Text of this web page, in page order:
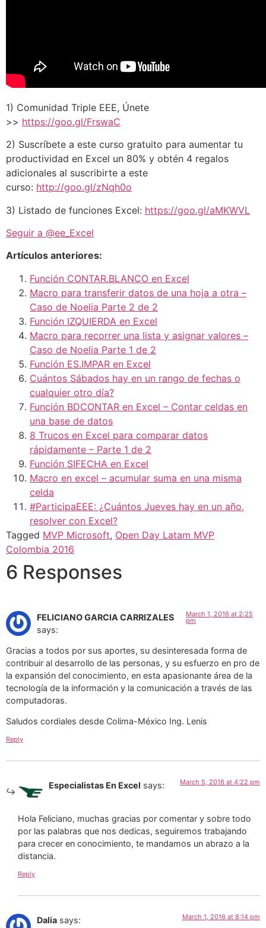
1) Comunidad Triple EEE, Únete
>> https://goo.gl/FrswaC
2) Suscríbete a este curso gratuito para aumentar tu
productividad en Excel un 80% y obtén 4 regalos
adicionales al suscribirte a este
curso: http://goo.gl/zNqh0o
3) Listado de funciones Excel: https://goo.gl/aMKWVL
Seguir a @ee_Excel
Artículos anteriores:
Función CONTAR.BLANCO en Excel
Macro para transferir datos de una hoja a otra –
Caso de Noelia Parte 2 de 2
Función IZQUIERDA en Excel
Macro para recorrer una lista y asignar valores –
Caso de Noelia Parte 1 de 2
Función ES.IMPAR en Excel
Cuántos Sábados hay en un rango de fechas o
cualquier otro día?
Función BDCONTAR en Excel – Contar celdas en
una base de datos
8 Trucos en Excel para comparar datos
rápidamente – Parte 1 de 2
Función SIFECHA en Excel
Macro en excel – acumular suma en una misma
celda
#ParticipaEEE: ¿Cuántos Jueves hay en un año,
resolver con Excel?
Tagged MVP Microsoft, Open Day Latam MVP
Colombia 2016
6 Responses
FELICIANO GARCIA CARRIZALES
says:
March 1, 2016 at 2:25
pm
Gracias a todos por sus aportes, su desinteresada forma de
contribuir al desarrollo de las personas, y su esfuerzo en pro de
la expansión del conocimiento, en esta apasionante área de la
tecnología de la información y la comunicación a través de las
computadoras.
Saludos cordiales desde Colima-México Ing. Lenis
Reply
Especialistas En Excel says: March 5, 2016 at 4:22 pm
Hola Feliciano, muchas gracias por comentar y sobre todo
por las palabras que nos dedicas, seguiremos trabajando
para crecer en conocimiento, te mandamos un abrazo a la
distancia.
Reply
Dalia says: March 1, 2016 at 8:14 pm